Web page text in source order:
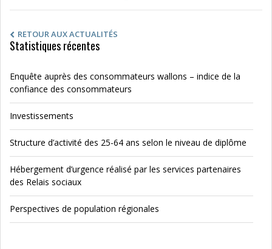
RETOUR AUX ACTUALITÉS
Statistiques récentes
Enquête auprès des consommateurs wallons – indice de la
confiance des consommateurs
Investissements
Structure d’activité des 25-64 ans selon le niveau de diplôme
Hébergement d’urgence réalisé par les services partenaires
des Relais sociaux
Perspectives de population régionales